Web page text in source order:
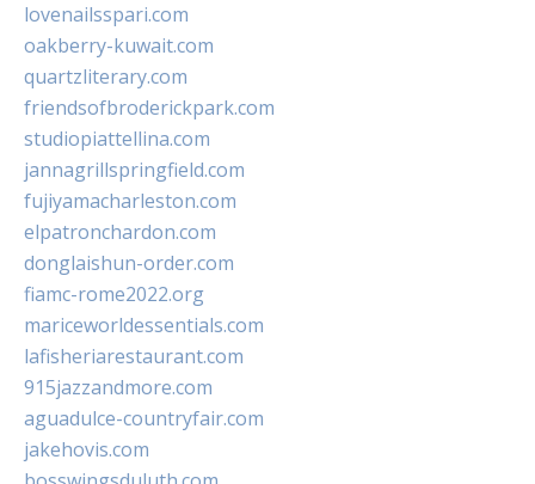
lovenailsspari.com
oakberry-kuwait.com
quartzliterary.com
friendsofbroderickpark.com
studiopiattellina.com
jannagrillspringfield.com
fujiyamacharleston.com
elpatronchardon.com
donglaishun-order.com
fiamc-rome2022.org
mariceworldessentials.com
lafisheriarestaurant.com
915jazzandmore.com
aguadulce-countryfair.com
jakehovis.com